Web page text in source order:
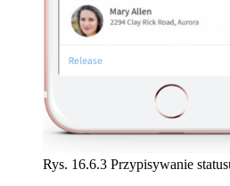
Rys. 16.6.3 Przypisywanie